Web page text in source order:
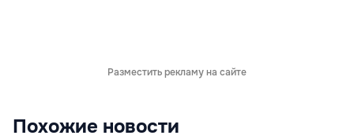
Разместить рекламу на сайте
Похожие новости